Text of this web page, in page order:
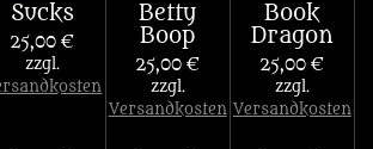
Sucks
25,00 €
zzgl.
Betty
Boop
25,00 €
zzgl.
Versandkosten
Book
Dragon
25,00 €
zzgl.
Versandkosten